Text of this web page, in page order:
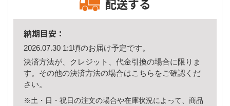
配送する
納期目安：
2026.07.30 1:1頃のお届け予定です。
決済方法が、クレジット、代金引換の場合に限りま
す。その他の決済方法の場合はこちら をご確認くだ
さい。
※土・日・祝日の注文の場合や在庫状況によって、商品